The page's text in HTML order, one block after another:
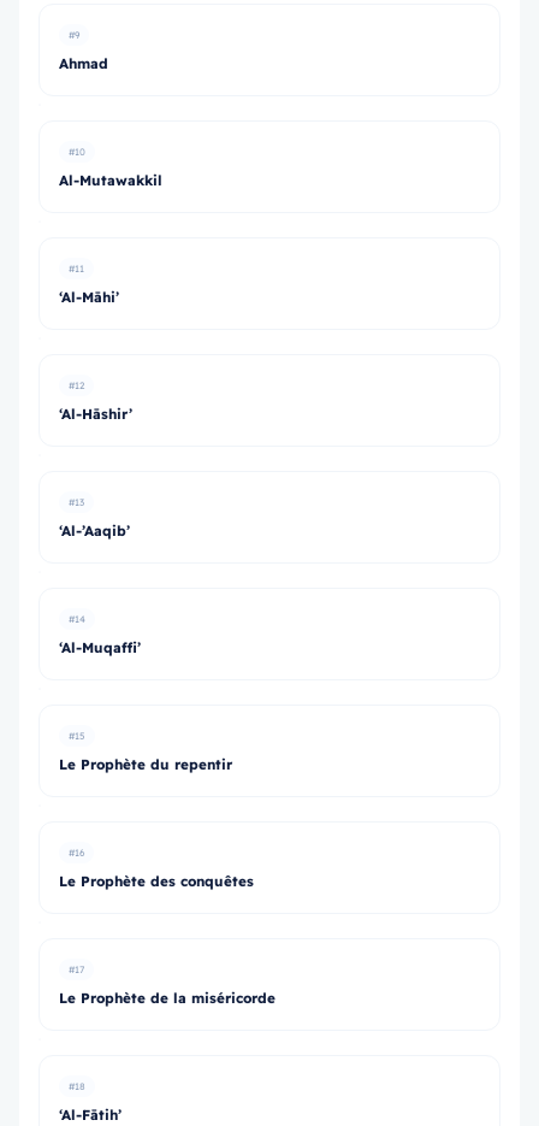
#9
Ahmad
#10
Al-Mutawakkil
#11
‘Al-Māhi’
#12
‘Al-Hāshir’
#13
‘Al-’Aaqib’
#14
‘Al-Muqaffi’
#15
Le Prophète du repentir
#16
Le Prophète des conquêtes
#17
Le Prophète de la miséricorde
#18
‘Al-Fātih’